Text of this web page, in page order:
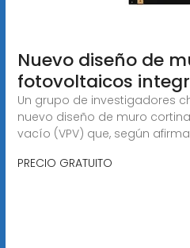
Nuevo diseño de
fotovoltaicos
Un grupo de investigadores
nuevo diseño de muro
vacío (VPV) que, según
PRECIO GRATUITO